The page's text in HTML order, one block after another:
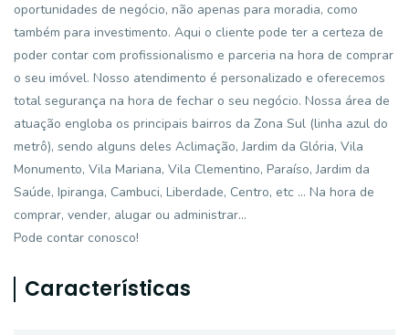
oportunidades de negócio, não apenas para moradia, como
também para investimento. Aqui o cliente pode ter a certeza de
poder contar com profissionalismo e parceria na hora de comprar
o seu imóvel. Nosso atendimento é personalizado e oferecemos
total segurança na hora de fechar o seu negócio. Nossa área de
atuação engloba os principais bairros da Zona Sul (linha azul do
metrô), sendo alguns deles Aclimação, Jardim da Glória, Vila
Monumento, Vila Mariana, Vila Clementino, Paraíso, Jardim da
Saúde, Ipiranga, Cambuci, Liberdade, Centro, etc ... Na hora de
comprar, vender, alugar ou administrar...
Pode contar conosco!
Características